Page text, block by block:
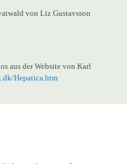
von Liz Gustavsson
aus der Website von Karl
Hepatica.htm